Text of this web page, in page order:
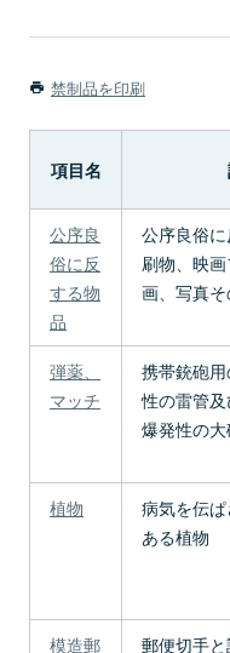
禁制品を印刷
項目名
公序良
俗に反
する物
品
公序良俗
刷物、映
画、写真
弾薬、
マッチ
携帯銃砲
性の雷管
爆発性の
植物
病気を伝
ある植物
模造郵 郵便切手